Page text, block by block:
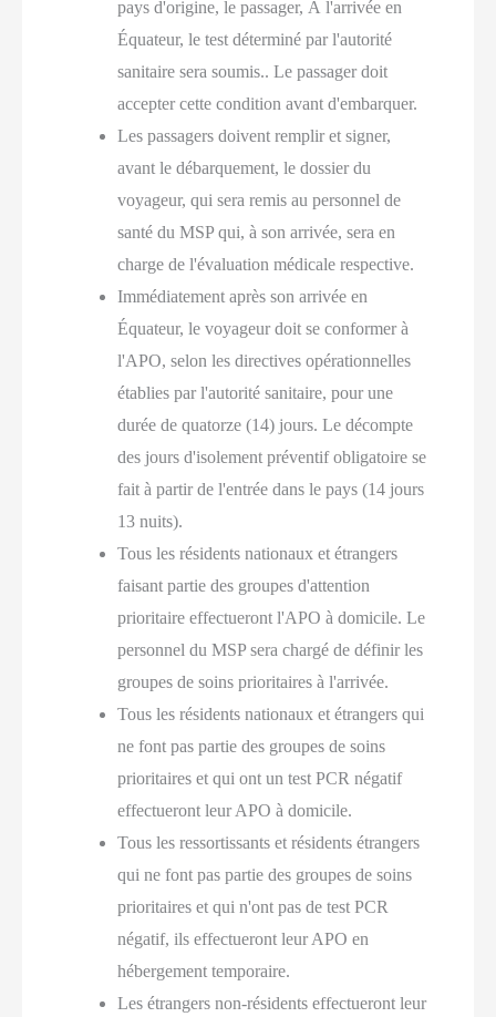
pays d'origine, le passager, À l'arrivée en
Équateur, le test déterminé par l'autorité
sanitaire sera soumis.. Le passager doit
accepter cette condition avant d'embarquer.
Les passagers doivent remplir et signer,
avant le débarquement, le dossier du
voyageur, qui sera remis au personnel de
santé du MSP qui, à son arrivée, sera en
charge de l'évaluation médicale respective.
Immédiatement après son arrivée en
Équateur, le voyageur doit se conformer à
l'APO, selon les directives opérationnelles
établies par l'autorité sanitaire, pour une
durée de quatorze (14) jours. Le décompte
des jours d'isolement préventif obligatoire se
fait à partir de l'entrée dans le pays (14 jours
13 nuits).
Tous les résidents nationaux et étrangers
faisant partie des groupes d'attention
prioritaire effectueront l'APO à domicile. Le
personnel du MSP sera chargé de définir les
groupes de soins prioritaires à l'arrivée.
Tous les résidents nationaux et étrangers qui
ne font pas partie des groupes de soins
prioritaires et qui ont un test PCR négatif
effectueront leur APO à domicile.
Tous les ressortissants et résidents étrangers
qui ne font pas partie des groupes de soins
prioritaires et qui n'ont pas de test PCR
négatif, ils effectueront leur APO en
hébergement temporaire.
Les étrangers non-résidents effectueront leur